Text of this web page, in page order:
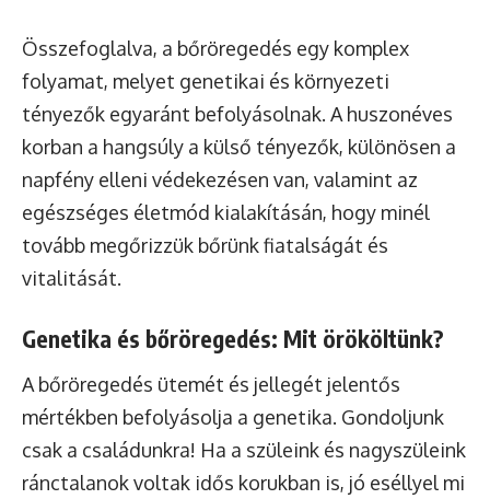
Összefoglalva, a bőröregedés egy komplex
folyamat, melyet genetikai és környezeti
tényezők egyaránt befolyásolnak. A huszonéves
korban a hangsúly a külső tényezők, különösen a
napfény elleni védekezésen van, valamint az
egészséges életmód kialakításán, hogy minél
tovább megőrizzük bőrünk fiatalságát és
vitalitását.
Genetika és bőröregedés: Mit örököltünk?
A bőröregedés ütemét és jellegét jelentős
mértékben befolyásolja a genetika. Gondoljunk
csak a családunkra! Ha a szüleink és nagyszüleink
ránctalanok voltak idős korukban is, jó eséllyel mi